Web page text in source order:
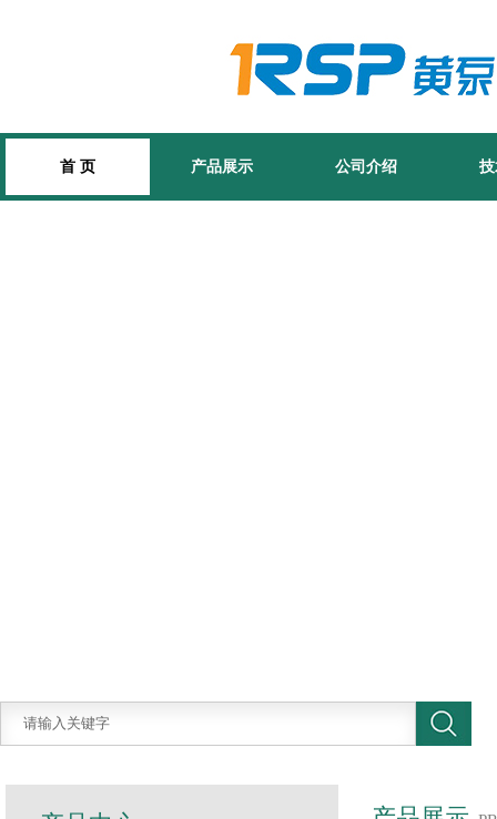
首 页 产品展示 公司介绍